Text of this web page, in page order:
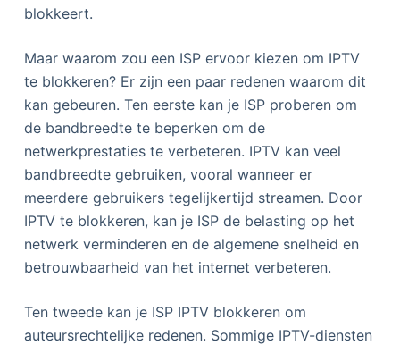
blokkeert.
Maar waarom zou een ISP ervoor kiezen om IPTV
te blokkeren? Er zijn een paar redenen waarom dit
kan gebeuren. Ten eerste kan je ISP proberen om
de bandbreedte te beperken om de
netwerkprestaties te verbeteren. IPTV kan veel
bandbreedte gebruiken, vooral wanneer er
meerdere gebruikers tegelijkertijd streamen. Door
IPTV te blokkeren, kan je ISP de belasting op het
netwerk verminderen en de algemene snelheid en
betrouwbaarheid van het internet verbeteren.
Ten tweede kan je ISP IPTV blokkeren om
auteursrechtelijke redenen. Sommige IPTV-diensten